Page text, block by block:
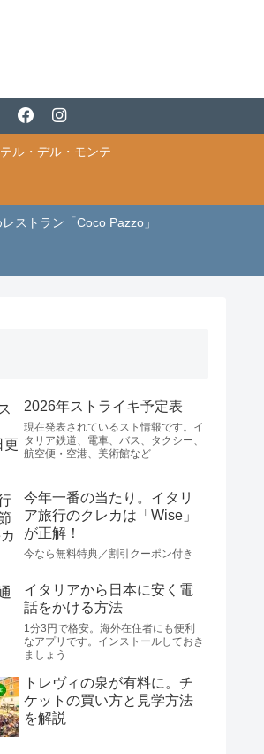
ル・デル・モンテ
ストラン「Coco Pazzo」
2026年ストライキ予定表
現在発表されているスト情報です。イ
タリア鉄道、電車、バス、タクシー、
航空便・空港、美術館など
今年一番の当たり。イタリ
ア旅行のクレカは「Wise」
が正解！
今なら無料特典／割引クーポン付き
イタリアから日本に安く電
話をかける方法
1分3円で格安。海外在住者にも便利
なアプリです。インストールしておき
ましょう
トレヴィの泉が有料に。チ
ケットの買い方と見学方法
を解説